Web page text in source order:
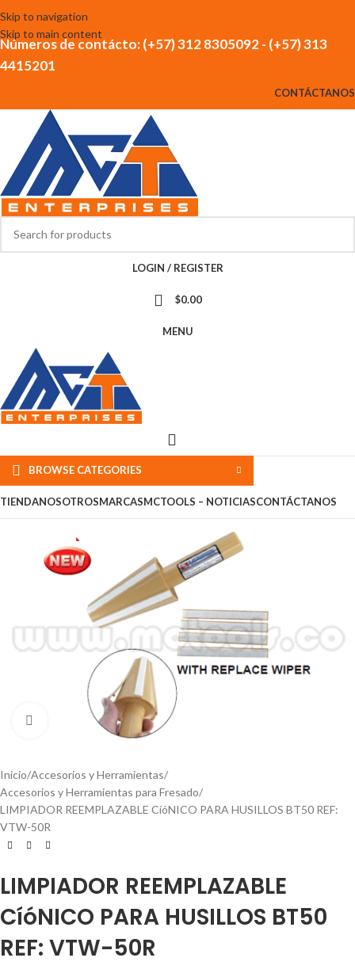
Skip to navigation
Skip to main content
Números de contácto: (+57) 312 8305092 - (+57) 313
4415201
CONTÁCTANOS
LOGIN / REGISTER
$0.00
MENU
BROWSE CATEGORIES
TIENDANOSOTROSMARCASMCTOOLS – NOTICIASCONTÁCTANOS
Click to enlarge
Inicio Accesorios y Herramientas
Accesorios y Herramientas para Fresado
LIMPIADOR REEMPLAZABLE CíóNICO PARA HUSILLOS BT50 REF:
VTW-50R
LIMPIADOR REEMPLAZABLE
CíóNICO PARA HUSILLOS BT50
REF: VTW-50R